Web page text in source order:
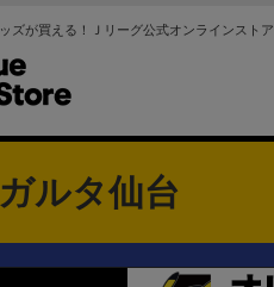
ズが買える！Ｊリーグ公式オンラインストア
ルタ仙台